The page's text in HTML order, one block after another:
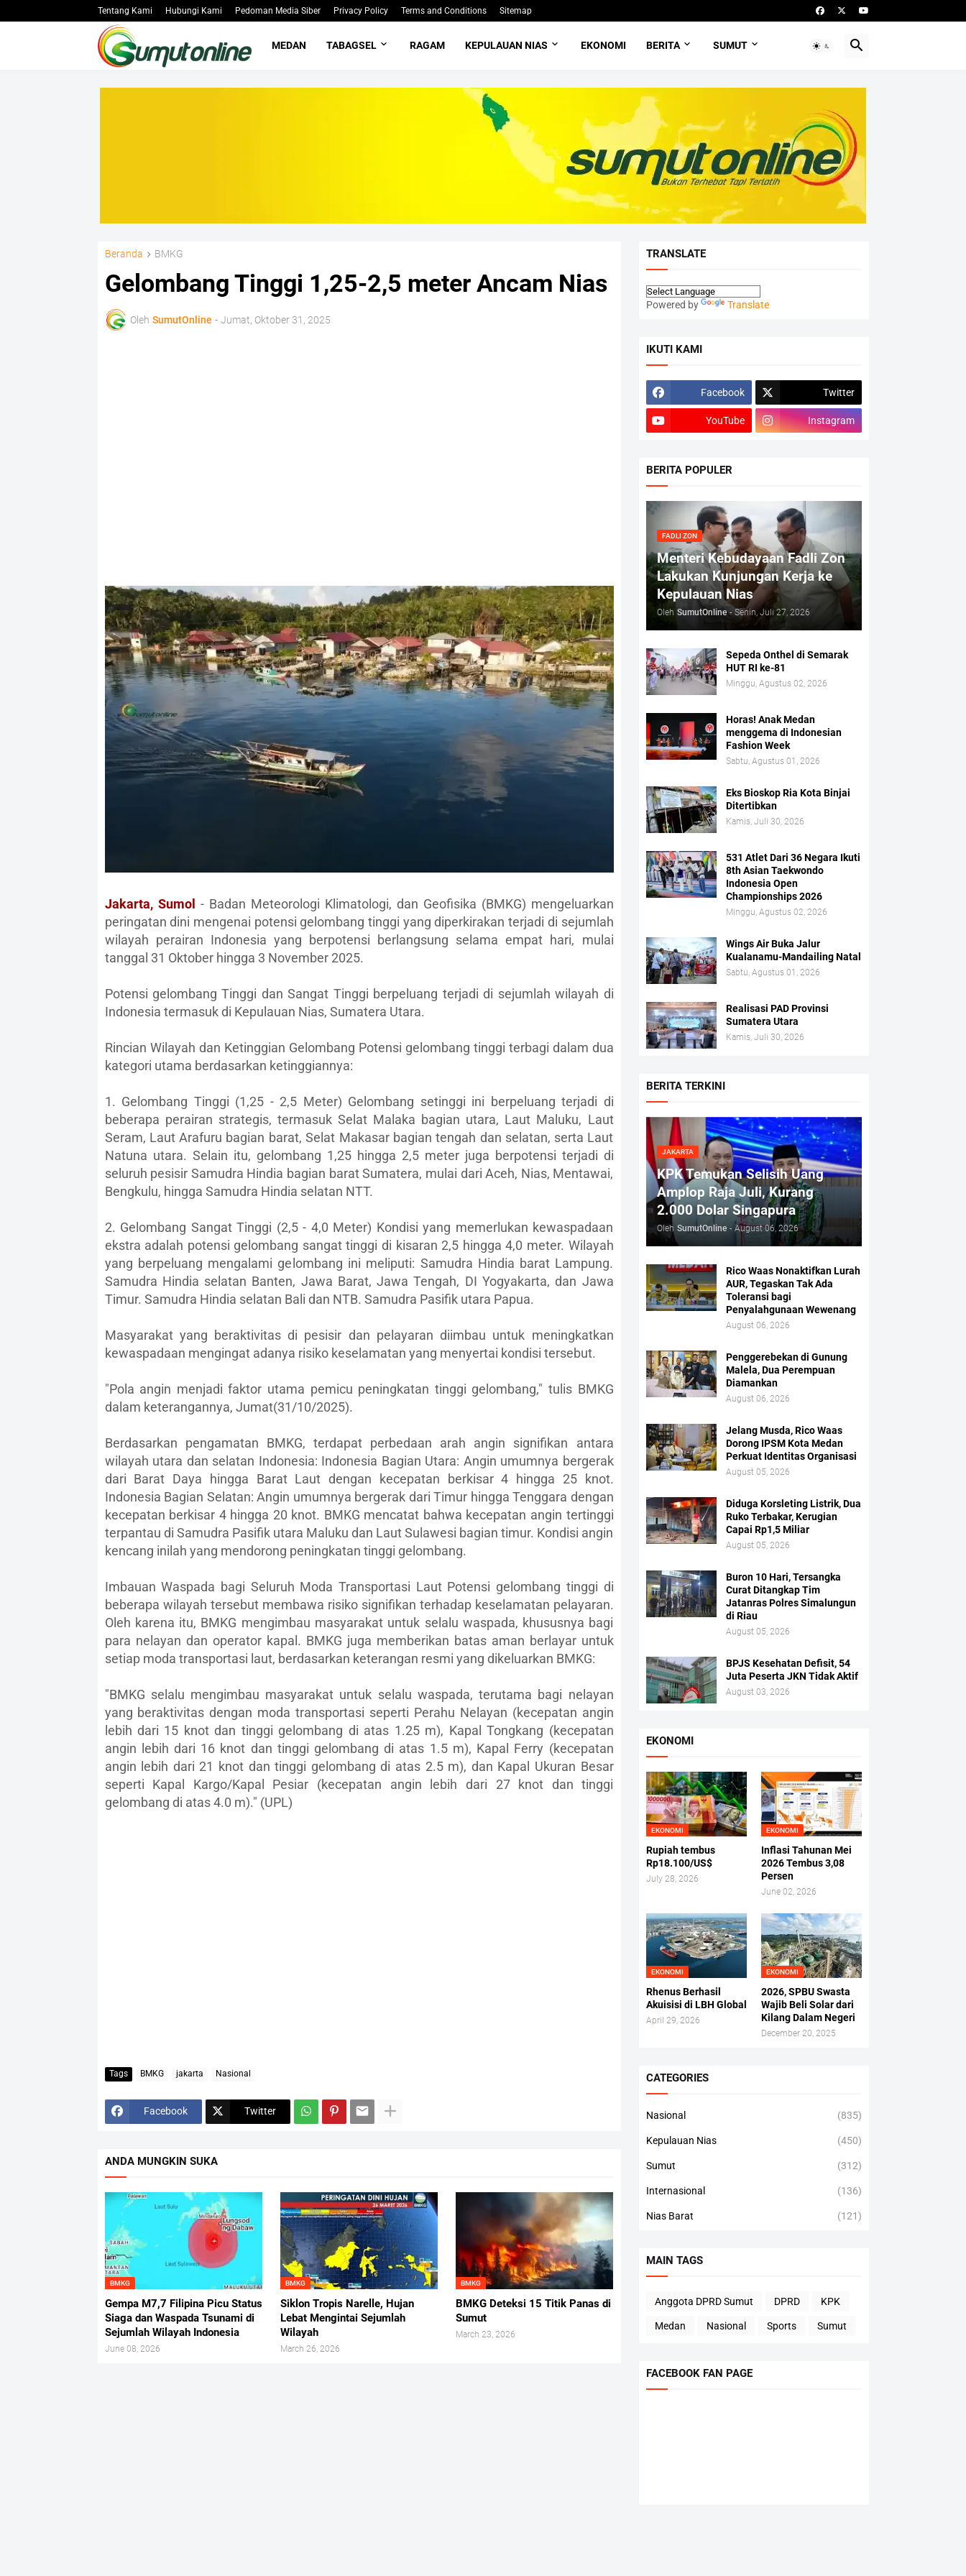
Tentang Kami Hubungi Kami Pedoman Media Siber Privacy Policy Terms and Conditions Sitemap
MEDAN TABAGSEL RAGAM KEPULAUAN NIAS EKONOMI BERITA SUMUT
Beranda BMKG
Gelombang Tinggi 1,25-2,5 meter Ancam Nias
Oleh SumutOnline - Jumat, Oktober 31, 2025
Jakarta, Sumol - Badan Meteorologi Klimatologi, dan Geofisika (BMKG) mengeluarkan
peringatan dini mengenai potensi gelombang tinggi yang diperkirakan terjadi di sejumlah
wilayah perairan Indonesia yang berpotensi berlangsung selama empat hari, mulai
tanggal 31 Oktober hingga 3 November 2025.
Potensi gelombang Tinggi dan Sangat Tinggi berpeluang terjadi di sejumlah wilayah di
Indonesia termasuk di Kepulauan Nias, Sumatera Utara.
Rincian Wilayah dan Ketinggian Gelombang Potensi gelombang tinggi terbagi dalam dua
kategori utama berdasarkan ketinggiannya:
1. Gelombang Tinggi (1,25 - 2,5 Meter) Gelombang setinggi ini berpeluang terjadi di
beberapa perairan strategis, termasuk Selat Malaka bagian utara, Laut Maluku, Laut
Seram, Laut Arafuru bagian barat, Selat Makasar bagian tengah dan selatan, serta Laut
Natuna utara. Selain itu, gelombang 1,25 hingga 2,5 meter juga berpotensi terjadi di
seluruh pesisir Samudra Hindia bagian barat Sumatera, mulai dari Aceh, Nias, Mentawai,
Bengkulu, hingga Samudra Hindia selatan NTT.
2. Gelombang Sangat Tinggi (2,5 - 4,0 Meter) Kondisi yang memerlukan kewaspadaan
ekstra adalah potensi gelombang sangat tinggi di kisaran 2,5 hingga 4,0 meter. Wilayah
yang berpeluang mengalami gelombang ini meliputi: Samudra Hindia barat Lampung.
Samudra Hindia selatan Banten, Jawa Barat, Jawa Tengah, DI Yogyakarta, dan Jawa
Timur. Samudra Hindia selatan Bali dan NTB. Samudra Pasifik utara Papua.
Masyarakat yang beraktivitas di pesisir dan pelayaran diimbau untuk meningkatkan
kewaspadaan mengingat adanya risiko keselamatan yang menyertai kondisi tersebut.
"Pola angin menjadi faktor utama pemicu peningkatan tinggi gelombang," tulis BMKG
dalam keterangannya, Jumat(31/10/2025).
Berdasarkan pengamatan BMKG, terdapat perbedaan arah angin signifikan antara
wilayah utara dan selatan Indonesia: Indonesia Bagian Utara: Angin umumnya bergerak
dari Barat Daya hingga Barat Laut dengan kecepatan berkisar 4 hingga 25 knot.
Indonesia Bagian Selatan: Angin umumnya bergerak dari Timur hingga Tenggara dengan
kecepatan berkisar 4 hingga 20 knot. BMKG mencatat bahwa kecepatan angin tertinggi
terpantau di Samudra Pasifik utara Maluku dan Laut Sulawesi bagian timur. Kondisi angin
kencang inilah yang mendorong peningkatan tinggi gelombang.
Imbauan Waspada bagi Seluruh Moda Transportasi Laut Potensi gelombang tinggi di
beberapa wilayah tersebut membawa risiko signifikan terhadap keselamatan pelayaran.
Oleh karena itu, BMKG mengimbau masyarakat untuk selalu waspada, khususnya bagi
para nelayan dan operator kapal. BMKG juga memberikan batas aman berlayar untuk
setiap moda transportasi laut, berdasarkan keterangan resmi yang dikeluarkan BMKG:
"BMKG selalu mengimbau masyarakat untuk selalu waspada, terutama bagi nelayan
yang beraktivitas dengan moda transportasi seperti Perahu Nelayan (kecepatan angin
lebih dari 15 knot dan tinggi gelombang di atas 1.25 m), Kapal Tongkang (kecepatan
angin lebih dari 16 knot dan tinggi gelombang di atas 1.5 m), Kapal Ferry (kecepatan
angin lebih dari 21 knot dan tinggi gelombang di atas 2.5 m), dan Kapal Ukuran Besar
seperti Kapal Kargo/Kapal Pesiar (kecepatan angin lebih dari 27 knot dan tinggi
gelombang di atas 4.0 m)." (UPL)
Tags BMKG jakarta Nasional
Facebook Twitter
ANDA MUNGKIN SUKA
BMKG
Gempa M7,7 Filipina Picu Status
Siaga dan Waspada Tsunami di
Sejumlah Wilayah Indonesia
June 08, 2026
BMKG
Siklon Tropis Narelle, Hujan
Lebat Mengintai Sejumlah
Wilayah
March 26, 2026
BMKG
BMKG Deteksi 15 Titik Panas di
Sumut
March 23, 2026
TRANSLATE
Powered by Translate
IKUTI KAMI
Facebook Twitter
YouTube Instagram
BERITA POPULER
FADLI ZON
Menteri Kebudayaan Fadli Zon
Lakukan Kunjungan Kerja ke
Kepulauan Nias
Oleh SumutOnline - Senin, Juli 27, 2026
Sepeda Onthel di Semarak
HUT RI ke-81
Minggu, Agustus 02, 2026
Horas! Anak Medan
menggema di Indonesian
Fashion Week
Sabtu, Agustus 01, 2026
Eks Bioskop Ria Kota Binjai
Ditertibkan
Kamis, Juli 30, 2026
531 Atlet Dari 36 Negara Ikuti
8th Asian Taekwondo
Indonesia Open
Championships 2026
Minggu, Agustus 02, 2026
Wings Air Buka Jalur
Kualanamu-Mandailing Natal
Sabtu, Agustus 01, 2026
Realisasi PAD Provinsi
Sumatera Utara
Kamis, Juli 30, 2026
BERITA TERKINI
JAKARTA
KPK Temukan Selisih Uang
Amplop Raja Juli, Kurang
2.000 Dolar Singapura
Oleh SumutOnline - August 06, 2026
Rico Waas Nonaktifkan Lurah
AUR, Tegaskan Tak Ada
Toleransi bagi
Penyalahgunaan Wewenang
August 06, 2026
Penggerebekan di Gunung
Malela, Dua Perempuan
Diamankan
August 06, 2026
Jelang Musda, Rico Waas
Dorong IPSM Kota Medan
Perkuat Identitas Organisasi
August 05, 2026
Diduga Korsleting Listrik, Dua
Ruko Terbakar, Kerugian
Capai Rp1,5 Miliar
August 05, 2026
Buron 10 Hari, Tersangka
Curat Ditangkap Tim
Jatanras Polres Simalungun
di Riau
August 05, 2026
BPJS Kesehatan Defisit, 54
Juta Peserta JKN Tidak Aktif
August 03, 2026
EKONOMI
EKONOMI
Rupiah tembus
Rp18.100/US$
July 28, 2026
EKONOMI
Inflasi Tahunan Mei
2026 Tembus 3,08
Persen
June 02, 2026
EKONOMI
Rhenus Berhasil
Akuisisi di LBH Global
April 29, 2026
EKONOMI
2026, SPBU Swasta
Wajib Beli Solar dari
Kilang Dalam Negeri
December 20, 2025
CATEGORIES
Nasional (835)
Kepulauan Nias (450)
Sumut (312)
Internasional (136)
Nias Barat (121)
MAIN TAGS
Anggota DPRD Sumut DPRD KPK
Medan Nasional Sports Sumut
FACEBOOK FAN PAGE